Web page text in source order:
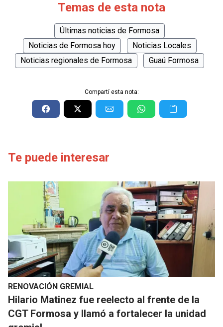
Temas de esta nota
Últimas noticias de Formosa
Noticias de Formosa hoy
Noticias Locales
Noticias regionales de Formosa
Guaú Formosa
Compartí esta nota:
Te puede interesar
RENOVACIÓN GREMIAL
Hilario Matinez fue reelecto al frente de la
CGT Formosa y llamó a fortalecer la unidad